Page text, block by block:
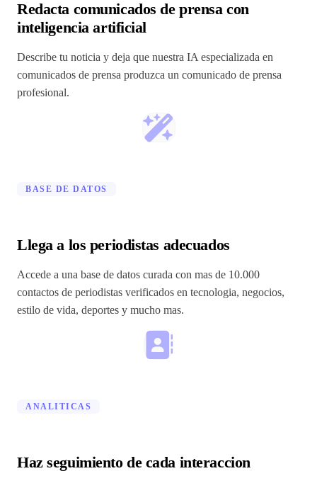
Redacta comunicados de prensa con
inteligencia artificial
Describe tu noticia y deja que nuestra IA especializada en
comunicados de prensa produzca un comunicado de prensa
profesional.
BASE DE DATOS
Llega a los periodistas adecuados
Accede a una base de datos curada con mas de 10.000
contactos de periodistas verificados en tecnologia, negocios,
estilo de vida, deportes y mucho mas.
ANALITICAS
Haz seguimiento de cada interaccion